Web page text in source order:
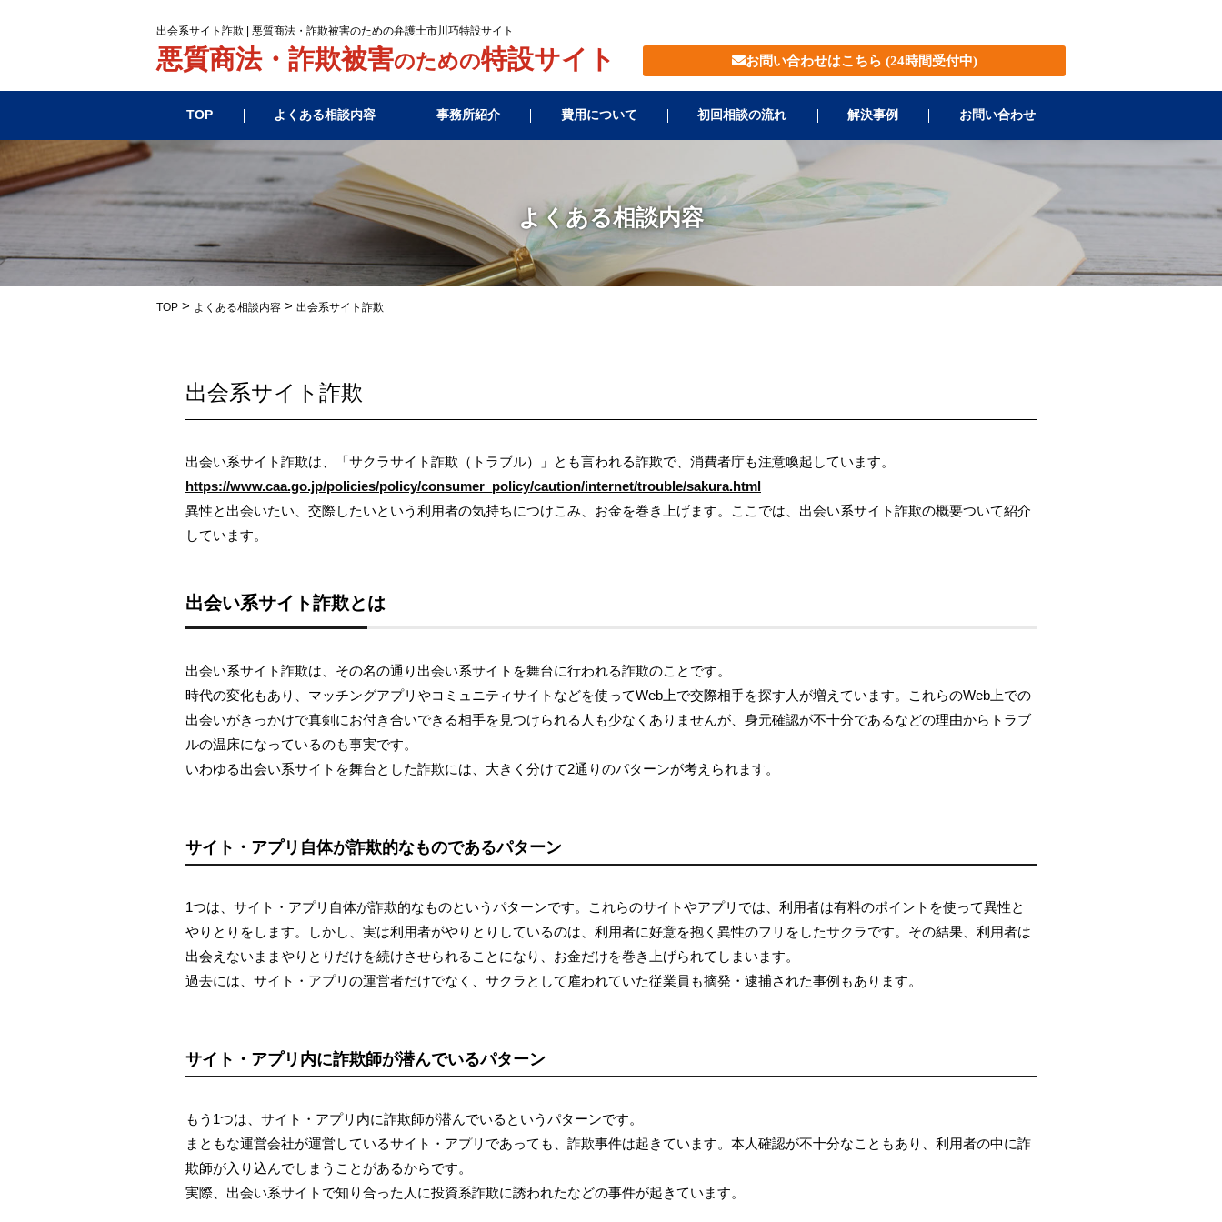
出会系サイト詐欺 | 悪質商法・詐欺被害のための弁護士市川巧特設サイト
悪質商法・詐欺被害のための特設サイト お問い合わせはこちら (24時間受付中)
TOP よくある相談内容 事務所紹介 費用について 初回相談の流れ 解決事例 お問い合わせ
よくある相談内容
TOP > よくある相談内容 > 出会系サイト詐欺
出会系サイト詐欺
出会い系サイト詐欺は、「サクラサイト詐欺（トラブル）」とも言われる詐欺で、消費者庁も注意喚起しています。
https://www.caa.go.jp/policies/policy/consumer_policy/caution/internet/trouble/sakura.html
異性と出会いたい、交際したいという利用者の気持ちにつけこみ、お金を巻き上げます。ここでは、出会い系サイト詐欺の概要ついて紹介
しています。
出会い系サイト詐欺とは
出会い系サイト詐欺は、その名の通り出会い系サイトを舞台に行われる詐欺のことです。
時代の変化もあり、マッチングアプリやコミュニティサイトなどを使ってWeb上で交際相手を探す人が増えています。これらのWeb上での
出会いがきっかけで真剣にお付き合いできる相手を見つけられる人も少なくありませんが、身元確認が不十分であるなどの理由からトラブ
ルの温床になっているのも事実です。
いわゆる出会い系サイトを舞台とした詐欺には、大きく分けて2通りのパターンが考えられます。
サイト・アプリ自体が詐欺的なものであるパターン
1つは、サイト・アプリ自体が詐欺的なものというパターンです。これらのサイトやアプリでは、利用者は有料のポイントを使って異性と
やりとりをします。しかし、実は利用者がやりとりしているのは、利用者に好意を抱く異性のフリをしたサクラです。その結果、利用者は
出会えないままやりとりだけを続けさせられることになり、お金だけを巻き上げられてしまいます。
過去には、サイト・アプリの運営者だけでなく、サクラとして雇われていた従業員も摘発・逮捕された事例もあります。
サイト・アプリ内に詐欺師が潜んでいるパターン
もう1つは、サイト・アプリ内に詐欺師が潜んでいるというパターンです。
まともな運営会社が運営しているサイト・アプリであっても、詐欺事件は起きています。本人確認が不十分なこともあり、利用者の中に詐
欺師が入り込んでしまうことがあるからです。
実際、出会い系サイトで知り合った人に投資系詐欺に誘われたなどの事件が起きています。